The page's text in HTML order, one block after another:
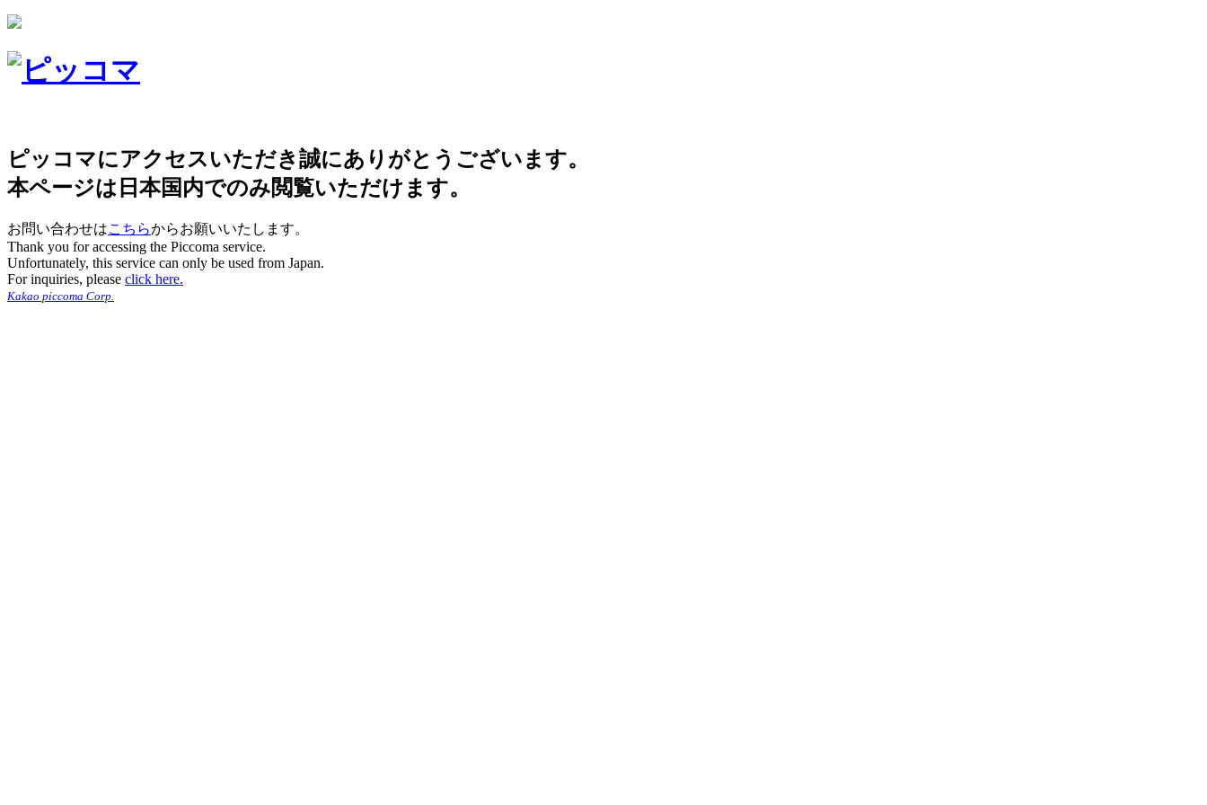
ピッコマにアクセスいただき誠にありがとうございます。
本ページは日本国内でのみ閲覧いただけます。
お問い合わせはこちらからお願いいたします。
Thank you for accessing the Piccoma service.
Unfortunately, this service can only be used from Japan.
For inquiries, please click here.
Kakao piccoma Corp.